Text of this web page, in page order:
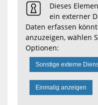
Dieses
ein externer
Daten erfassen
anzuzeigen, wählen
Optionen:
Sonstige externe
Einmalig anzeigen